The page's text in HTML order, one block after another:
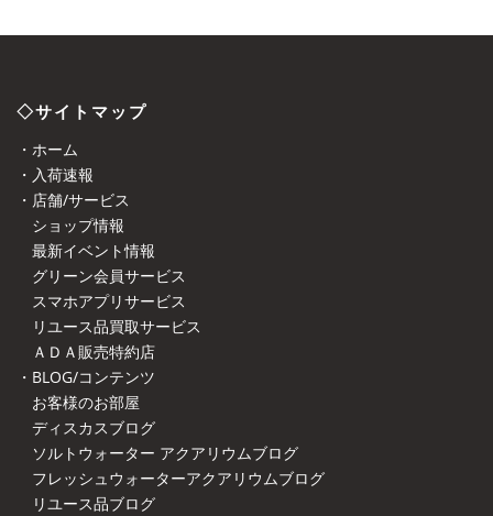
◇サイトマップ
・ホーム
・入荷速報
・店舗/サービス
ショップ情報
最新イベント情報
グリーン会員サービス
スマホアプリサービス
リユース品買取サービス
ＡＤＡ販売特約店
・BLOG/コンテンツ
お客様のお部屋
ディスカスブログ
ソルトウォーター アクアリウムブログ
フレッシュウォーターアクアリウムブログ
リユース品ブログ